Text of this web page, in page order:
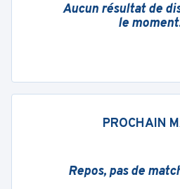
Aucun résultat de
le
PROCHAIN
Repos, pas de